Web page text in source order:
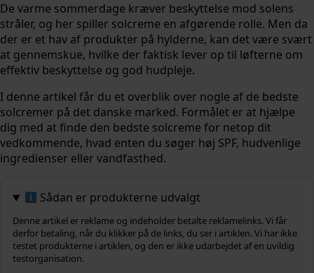
De varme sommerdage kræver beskyttelse mod solens
stråler, og her spiller solcreme en afgørende rolle. Men da
der er et hav af produkter på hylderne, kan det være svært
at gennemskue, hvilke der faktisk lever op til løfterne om
effektiv beskyttelse og god hudpleje.
I denne artikel får du et overblik over nogle af de bedste
solcremer på det danske marked. Formålet er at hjælpe
dig med at finde den bedste solcreme for netop dit
vedkommende, hvad enten du søger høj SPF, hudvenlige
ingredienser eller vandfasthed.
Sådan er produkterne udvalgt
Denne artikel er reklame og indeholder betalte reklamelinks. Vi får
derfor betaling, når du klikker på de links, du ser i artiklen. Vi har ikke
testet produkterne i artiklen, og den er ikke udarbejdet af en uvildig
testorganisation.